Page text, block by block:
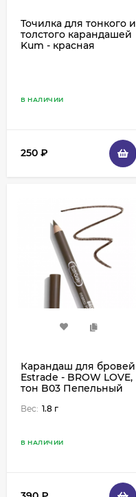
Точилка для тонкого и
толстого карандашей
Kum - красная
В НАЛИЧИИ
250 ₽
Карандаш для бровей
Estrade - BROW LOVE,
тон B03 Пепельный
Вес: 1.8 г
В НАЛИЧИИ